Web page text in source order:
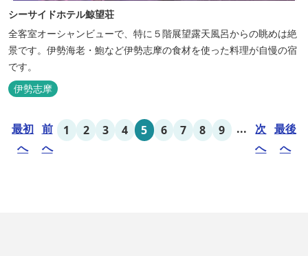
シーサイドホテル鯨望荘
全客室オーシャンビューで、特に５階展望露天風呂からの眺めは絶
景です。伊勢海老・鮑など伊勢志摩の食材を使った料理が自慢の宿
です。
伊勢志摩
最初
へ
前
へ
1 2 3 4 5 6 7 8 9 ...
次
へ
最後
へ